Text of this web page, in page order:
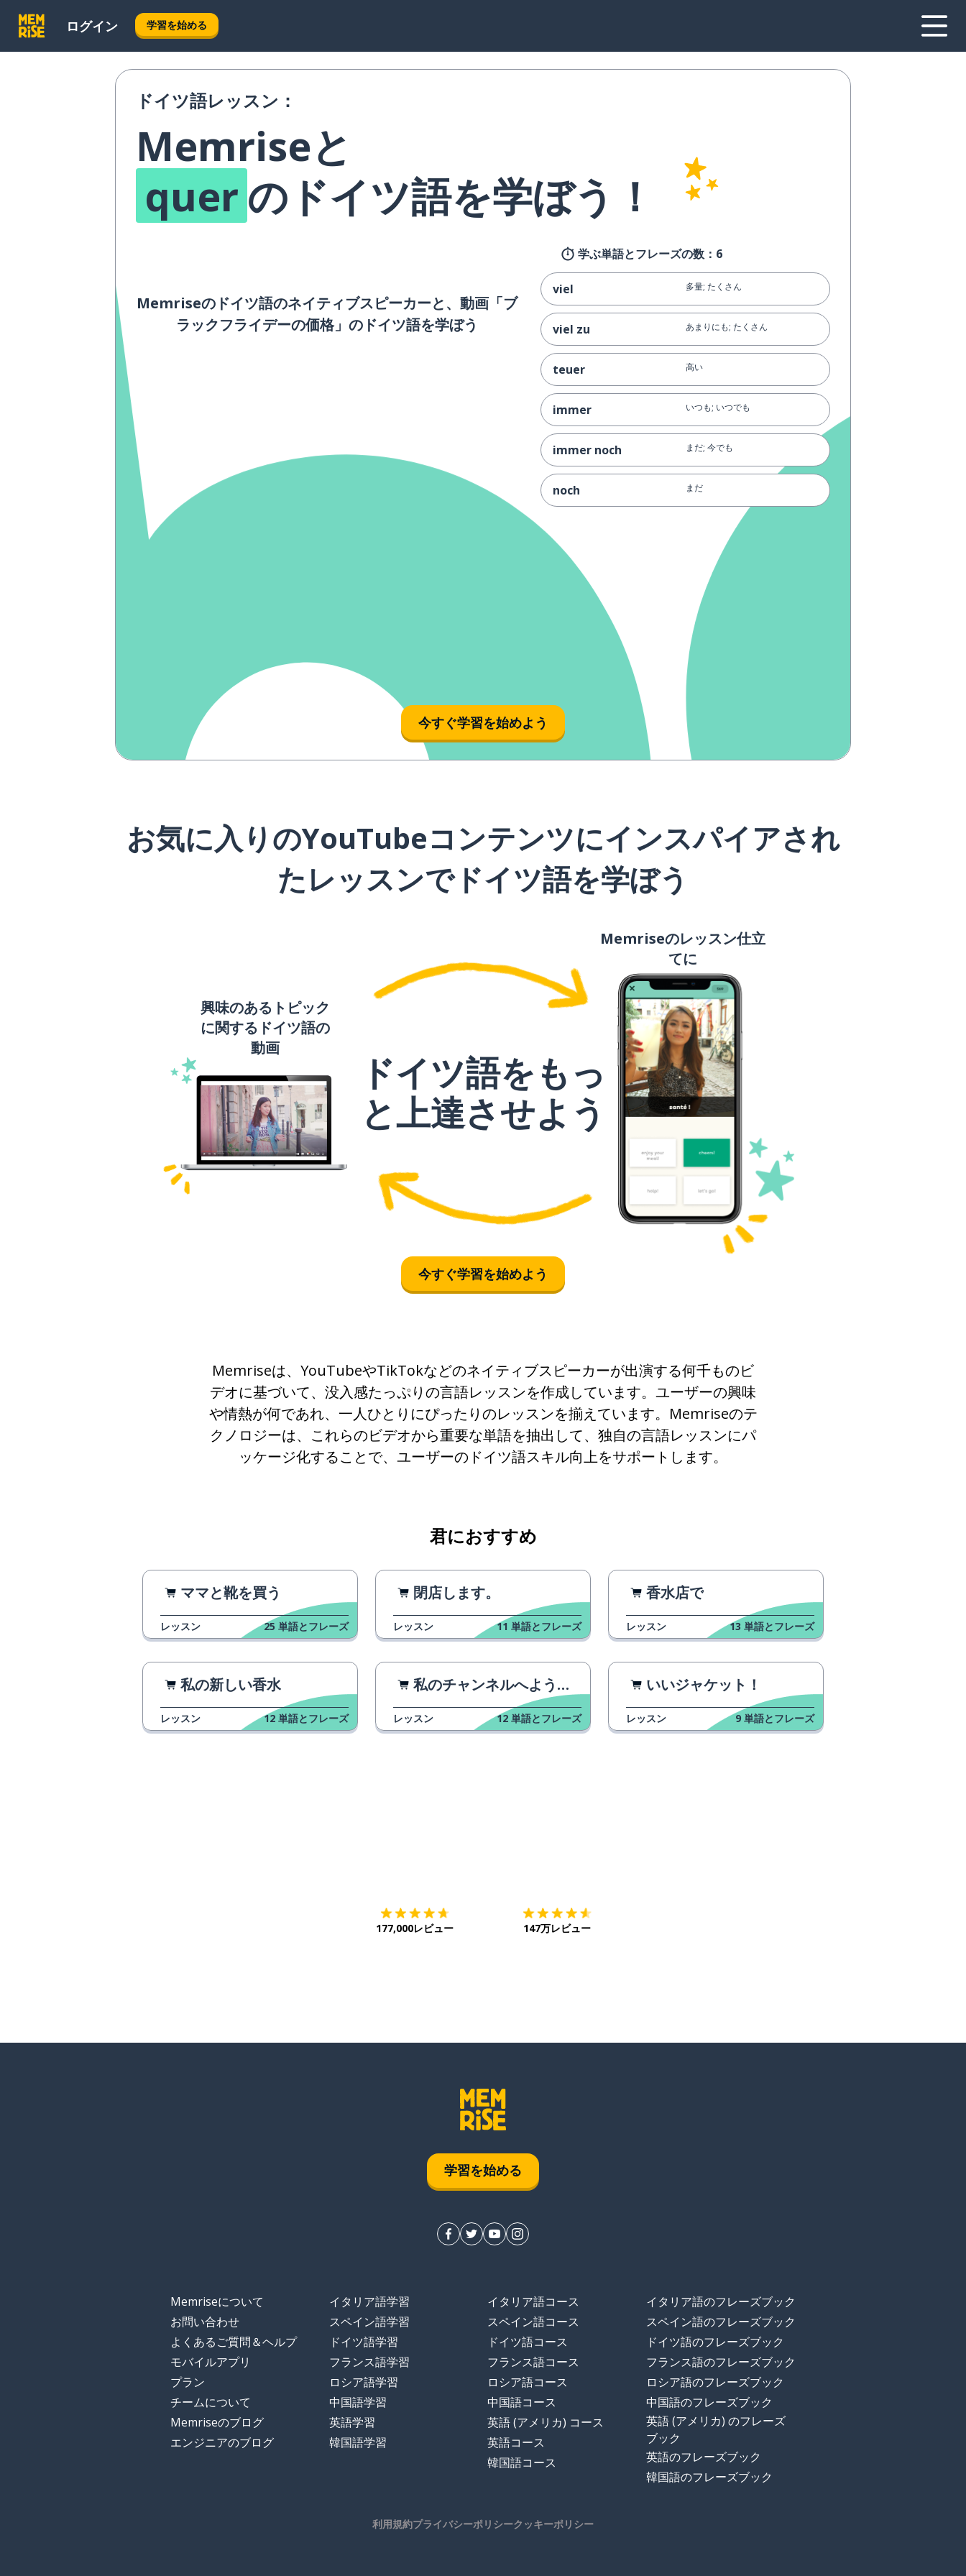
ログイン 学習を始める
ドイツ語レッスン：
Memriseと
querのドイツ語を学ぼう！
Memriseのドイツ語のネイティブスピーカーと、動画「ブ
ラックフライデーの価格」のドイツ語を学ぼう
学ぶ単語とフレーズの数：6
viel 多量; たくさん
viel zu あまりにも; たくさん
teuer 高い
immer いつも; いつでも
immer noch まだ; 今でも
noch まだ
今すぐ学習を始めよう
お気に入りのYouTubeコンテンツにインスパイアされ
たレッスンでドイツ語を学ぼう
興味のあるトピック
に関するドイツ語の
動画
ドイツ語をもっ
と上達させよう
Memriseのレッスン仕立
てに
今すぐ学習を始めよう
Memriseは、YouTubeやTikTokなどのネイティブスピーカーが出演する何千ものビ
デオに基づいて、没入感たっぷりの言語レッスンを作成しています。ユーザーの興味
や情熱が何であれ、一人ひとりにぴったりのレッスンを揃えています。Memriseのテ
クノロジーは、これらのビデオから重要な単語を抽出して、独自の言語レッスンにパ
ッケージ化することで、ユーザーのドイツ語スキル向上をサポートします。
君におすすめ
ママと靴を買う
レッスン 25 単語とフレーズ
閉店します。
レッスン 11 単語とフレーズ
香水店で
レッスン 13 単語とフレーズ
私の新しい香水
レッスン 12 単語とフレーズ
私のチャンネルへようこそ
レッスン 12 単語とフレーズ
いいジャケット！
レッスン 9 単語とフレーズ
177,000レビュー 147万レビュー
学習を始める
Memriseについて
お問い合わせ
よくあるご質問＆ヘルプ
モバイルアプリ
プラン
チームについて
Memriseのブログ
エンジニアのブログ
イタリア語学習
スペイン語学習
ドイツ語学習
フランス語学習
ロシア語学習
中国語学習
英語学習
韓国語学習
イタリア語コース
スペイン語コース
ドイツ語コース
フランス語コース
ロシア語コース
中国語コース
英語 (アメリカ) コース
英語コース
韓国語コース
イタリア語のフレーズブック
スペイン語のフレーズブック
ドイツ語のフレーズブック
フランス語のフレーズブック
ロシア語のフレーズブック
中国語のフレーズブック
英語 (アメリカ) のフレーズ
ブック
英語のフレーズブック
韓国語のフレーズブック
利用規約プライバシーポリシークッキーポリシー